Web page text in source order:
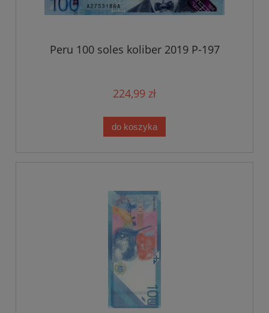
Peru 100 soles koliber 2019 P-197
224,99 zł
do koszyka